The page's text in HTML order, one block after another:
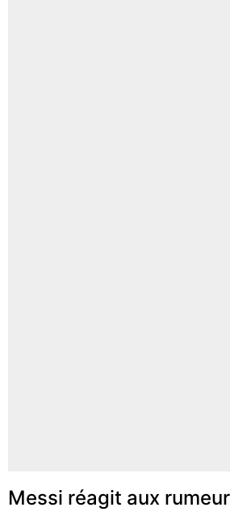
Messi réagit aux